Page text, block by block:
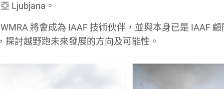
Ljubjana。
WMRA 將會成為 IAAF 技術伙伴，並與本身已是 IAAF 顧
探討越野跑未來發展的方向及可能性。